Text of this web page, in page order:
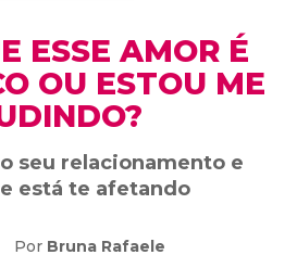
ESSE AMOR É
OU ESTOU ME
seu relacionamento e
está te afetando
Por Bruna Rafaele